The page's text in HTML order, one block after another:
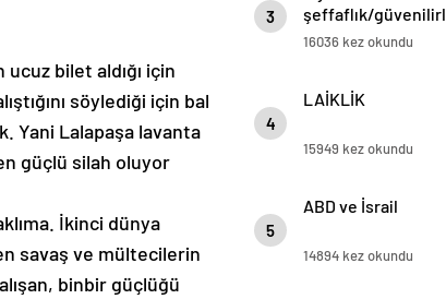
ucuz bilet aldığı için
söylediği için bal
Yani Lalapaşa lavanta
güçlü silah oluyor
İkinci dünya
savaş ve mültecilerin
binbir güçlüğü
3
şeffaflık/
16036 kez okundu
4
LAİKLİK
15949 kez okundu
5
ABD ve İsrail
14894 kez okundu